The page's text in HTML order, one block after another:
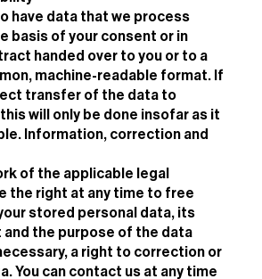
have data that we process
basis of your consent or in
handed over to you or to a
machine-readable format. If
transfer of the data to
will only be done insofar as it
Information, correction and
of the applicable legal
the right at any time to free
stored personal data, its
the purpose of the data
a right to correction or
You can contact us at any time